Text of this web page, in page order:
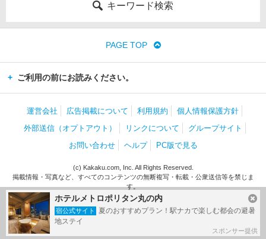
ホテルメトロポリタン丸の内
宿公式サイト
夏のおすすめプラン！駅ナカで楽しむ都会の避暑
地ステイ
スポンサー提供
キーワード検索
PAGE TOP
ご利用の前にお読みください。
運営会社 広告掲載について 利用規約
個人情報保護方針
外部送信（オプトアウト）
リンクについて
グループサイト
お問い合わせ
ヘルプ PC版で見る
(c) Kakaku.com, Inc. All Rights Reserved.
掲載情報・写真など、すべてのコンテンツの無断複写・転載・公衆送信等を禁じま
す。